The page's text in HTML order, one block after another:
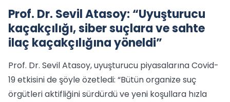
Prof. Dr. Sevil Atasoy: “Uyuşturucu
kaçakçılığı, siber suçlara ve sahte
ilaç kaçakçılığına yöneldi”
Prof. Dr. Sevil Atasoy, uyuşturucu piyasalarına Covid-
19 etkisini de şöyle özetledi: “Bütün organize suç
örgütleri aktifliğini sürdürdü ve yeni koşullara hızla